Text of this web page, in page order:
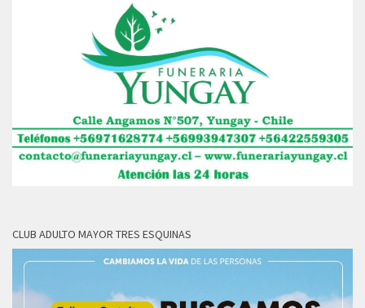
CLUB ADULTO MAYOR TRES ESQUINAS